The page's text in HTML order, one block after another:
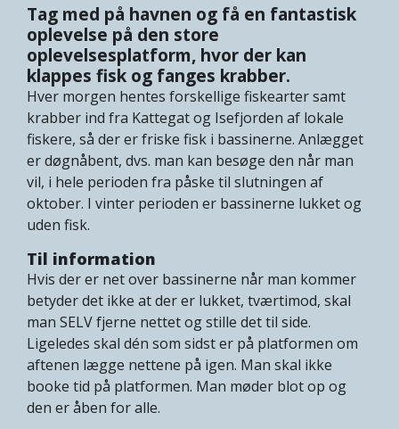
Tag med på havnen og få en fantastisk
oplevelse på den store
oplevelsesplatform, hvor der kan
klappes fisk og fanges krabber.
Hver morgen hentes forskellige fiskearter samt
krabber ind fra Kattegat og Isefjorden af lokale
fiskere, så der er friske fisk i bassinerne. Anlægget
er døgnåbent, dvs. man kan besøge den når man
vil, i hele perioden fra påske til slutningen af
oktober. I vinter perioden er bassinerne lukket og
uden fisk.
Til information
Hvis der er net over bassinerne når man kommer
betyder det ikke at der er lukket, tværtimod, skal
man SELV fjerne nettet og stille det til side.
Ligeledes skal dén som sidst er på platformen om
aftenen lægge nettene på igen. Man skal ikke
booke tid på platformen. Man møder blot op og
den er åben for alle.